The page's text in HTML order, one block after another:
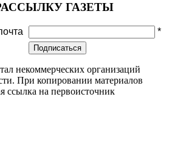
ГАЗЕТЫ
*
Подписаться
некоммерческих организаций
При копировании материалов
ссылка на первоисточник